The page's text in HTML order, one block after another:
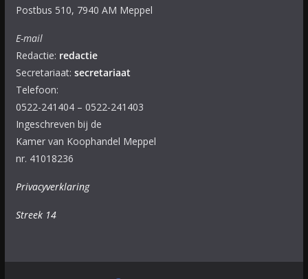
Postbus 510, 7940 AM Meppel
E-mail
Redactie: redactie
Secretariaat: secretariaat
Telefoon:
0522-241404 – 0522-241403
Ingeschreven bij de
Kamer van Koophandel Meppel
nr. 41018236
Privacyverklaring
Streek 14